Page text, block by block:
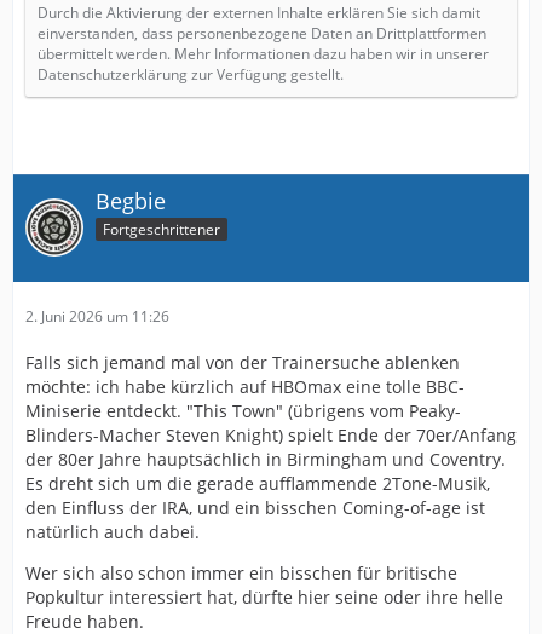
Durch die Aktivierung der externen Inhalte erklären Sie sich damit
einverstanden, dass personenbezogene Daten an Drittplattformen
übermittelt werden. Mehr Informationen dazu haben wir in unserer
Datenschutzerklärung zur Verfügung gestellt.
Begbie
Fortgeschrittener
2. Juni 2026 um 11:26
Falls sich jemand mal von der Trainersuche ablenken
möchte: ich habe kürzlich auf HBOmax eine tolle BBC-
Miniserie entdeckt. "This Town" (übrigens vom Peaky-
Blinders-Macher Steven Knight) spielt Ende der 70er/Anfang
der 80er Jahre hauptsächlich in Birmingham und Coventry.
Es dreht sich um die gerade aufflammende 2Tone-Musik,
den Einfluss der IRA, und ein bisschen Coming-of-age ist
natürlich auch dabei.
Wer sich also schon immer ein bisschen für britische
Popkultur interessiert hat, dürfte hier seine oder ihre helle
Freude haben.